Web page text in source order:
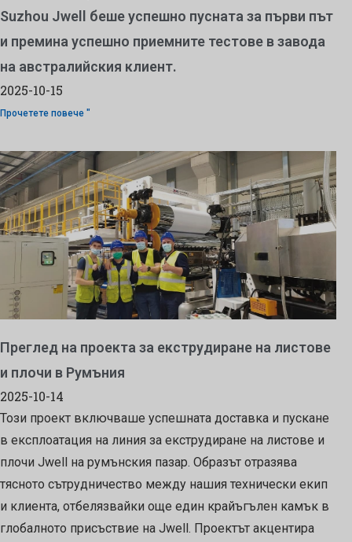
Suzhou Jwell беше успешно пусната за първи път
и премина успешно приемните тестове в завода
на австралийския клиент.
2025-10-15
Прочетете повече "
Преглед на проекта за екструдиране на листове
и плочи в Румъния
2025-10-14
Този проект включваше успешната доставка и пускане
в експлоатация на линия за екструдиране на листове и
плочи Jwell на румънския пазар. Образът отразява
тясното сътрудничество между нашия технически екип
и клиента, отбелязвайки още един крайъгълен камък в
глобалното присъствие на Jwell. Проектът акцентира